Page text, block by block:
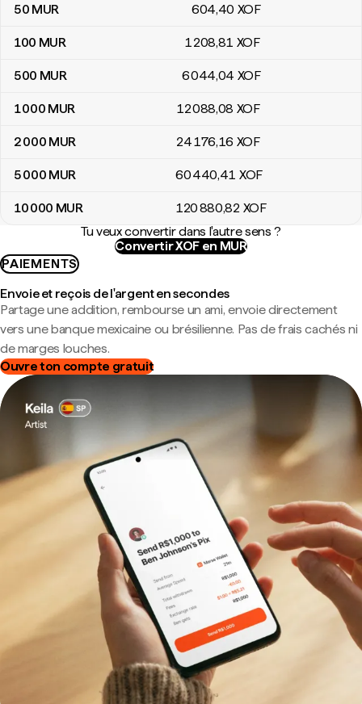
50 MUR 604,40 XOF
100 MUR 1 208,81 XOF
500 MUR 6 044,04 XOF
1 000 MUR 12 088,08 XOF
2 000 MUR 24 176,16 XOF
5 000 MUR 60 440,41 XOF
10 000 MUR 120 880,82 XOF
Tu veux convertir dans l'autre sens ?
Convertir XOF en MUR
PAIEMENTS
Envoie et reçois de l'argent en secondes
Partage une addition, rembourse un ami, envoie directement
vers une banque mexicaine ou brésilienne. Pas de frais cachés ni
de marges louches.
Ouvre ton compte gratuit